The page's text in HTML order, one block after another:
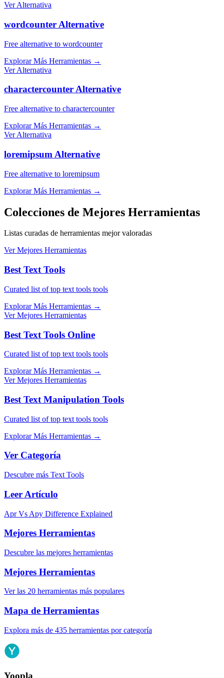
Ver Alternativa
wordcounter Alternative
Free alternative to wordcounter
Explorar Más Herramientas →
Ver Alternativa
charactercounter Alternative
Free alternative to charactercounter
Explorar Más Herramientas →
Ver Alternativa
loremipsum Alternative
Free alternative to loremipsum
Explorar Más Herramientas →
Colecciones de Mejores Herramientas
Listas curadas de herramientas mejor valoradas
Ver Mejores Herramientas
Best Text Tools
Curated list of top text tools tools
Explorar Más Herramientas →
Ver Mejores Herramientas
Best Text Tools Online
Curated list of top text tools tools
Explorar Más Herramientas →
Ver Mejores Herramientas
Best Text Manipulation Tools
Curated list of top text tools tools
Explorar Más Herramientas →
Ver Categoría
Descubre más Text Tools
Leer Artículo
Apr Vs Apy Difference Explained
Mejores Herramientas
Descubre las mejores herramientas
Mejores Herramientas
Ver las 20 herramientas más populares
Mapa de Herramientas
Explora más de 435 herramientas por categoría
Yoopla